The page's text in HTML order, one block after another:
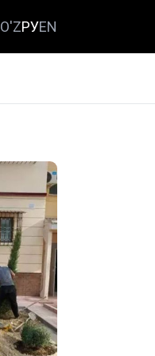
O'ZРУEN